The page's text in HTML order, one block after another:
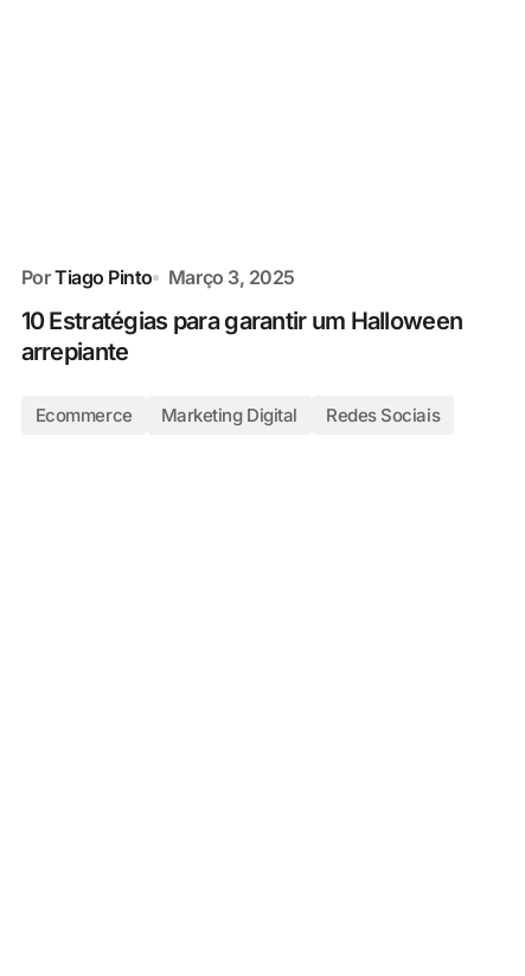
Por Tiago Pinto Março 3, 2025
10 Estratégias para garantir um Halloween
arrepiante
Ecommerce Marketing Digital Redes Sociais